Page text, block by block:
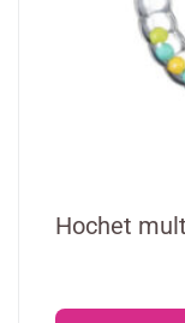
Hochet